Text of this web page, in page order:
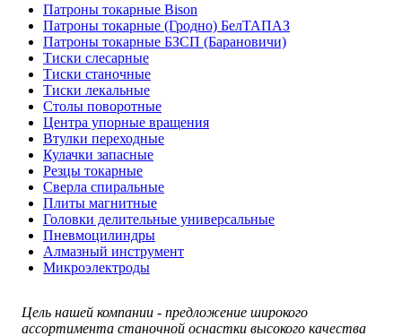
Патроны токарные Bison
Патроны токарные (Гродно) БелТАПАЗ
Патроны токарные БЗСП (Барановичи)
Тиски слесарные
Тиски станочные
Тиски лекальные
Столы поворотные
Центра упорные вращения
Втулки переходные
Кулачки запасные
Резцы токарные
Сверла спиральные
Плиты магнитные
Головки делительные универсальные
Пневмоцилиндры
Алмазный инструмент
Микроэлектроды
Цель нашей компании - предложение широкого
ассортимента станочной оснастки высокого качества